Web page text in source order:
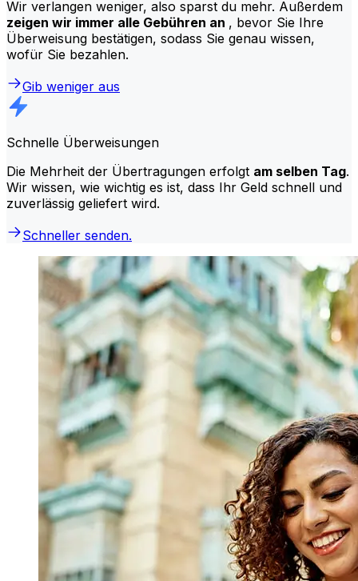
Wir verlangen weniger, also sparst du mehr. Außerdem
zeigen wir immer alle Gebühren an , bevor Sie Ihre
Überweisung bestätigen, sodass Sie genau wissen,
wofür Sie bezahlen.
Gib weniger aus
Schnelle Überweisungen
Die Mehrheit der Übertragungen erfolgt am selben Tag.
Wir wissen, wie wichtig es ist, dass Ihr Geld schnell und
zuverlässig geliefert wird.
Schneller senden.